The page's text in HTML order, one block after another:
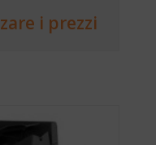
i prezzi